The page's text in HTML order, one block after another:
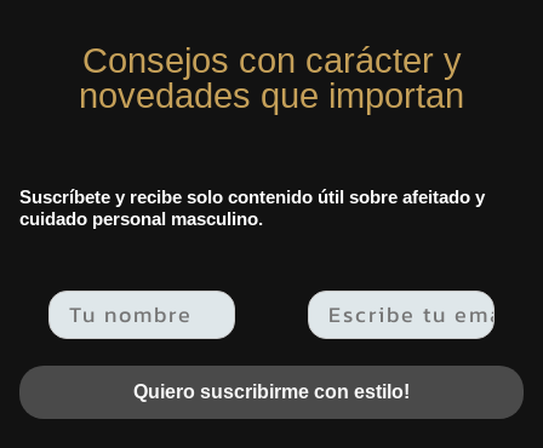
Consejos con carácter y
novedades que importan
Suscríbete y recibe solo contenido útil sobre afeitado y
cuidado personal masculino.
Email
Quiero suscribirme con estilo!